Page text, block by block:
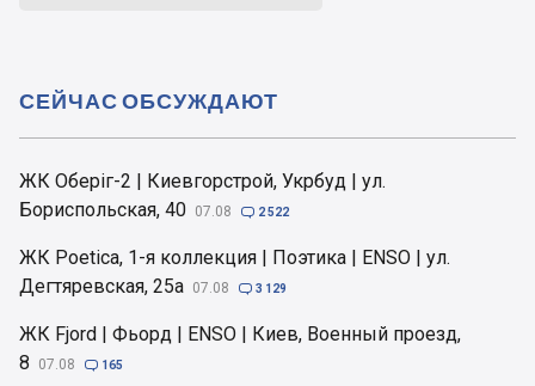
ЖК Оберіг-2 | Киевгорстрой, Укрбуд | ул.
Бориспольская, 40 07.08  2 522
ЖК Poetica, 1-я коллекция | Поэтика | ENSO | ул.
Дегтяревская, 25а 07.08  3 129
ЖК Fjord | Фьорд | ENSO | Киев, Военный проезд,
8
07.08  165
СЕЙЧАС ОБСУЖДАЮТ